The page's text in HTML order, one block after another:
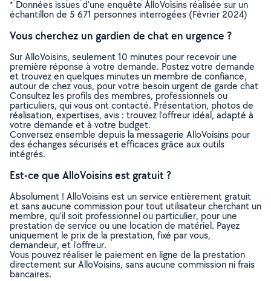
* Données issues d’une enquête AlloVoisins réalisée sur un
échantillon de 5 671 personnes interrogées (Février 2024)
Vous cherchez un gardien de chat en urgence ?
Sur AlloVoisins, seulement 10 minutes pour recevoir une
première réponse à votre demande. Postez votre demande
et trouvez en quelques minutes un membre de confiance,
autour de chez vous, pour votre besoin urgent de garde chat
Consultez les profils des membres, professionnels ou
particuliers, qui vous ont contacté. Présentation, photos de
réalisation, expertises, avis : trouvez l'offreur idéal, adapté à
votre demande et à votre budget.
Conversez ensemble depuis la messagerie AlloVoisins pour
des échanges sécurisés et efficaces grâce aux outils
intégrés.
Est-ce que AlloVoisins est gratuit ?
Absolument ! AlloVoisins est un service entièrement gratuit
et sans aucune commission pour tout utilisateur cherchant un
membre, qu’il soit professionnel ou particulier, pour une
prestation de service ou une location de matériel. Payez
uniquement le prix de la prestation, fixé par vous,
demandeur, et l’offreur.
Vous pouvez réaliser le paiement en ligne de la prestation
directement sur AlloVoisins, sans aucune commission ni frais
bancaires.